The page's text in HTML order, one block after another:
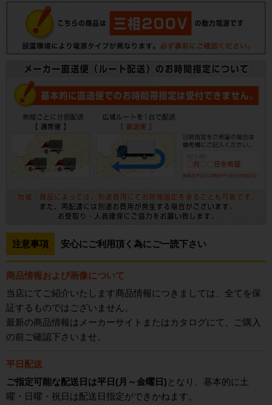
注意事項 安心にご利用頂く為にご一読下さい
商品情報および画像について
当店にてご紹介いたします商品情報につきましては、全てを保
証するものではございません。
最新の商品情報はメーカーサイトまたはカタログにて、ご購入
の前ご確認下さいませ。
平日配送
ご指定可能な配送日は平日(月～金曜日) となり、基本的に土
曜・日曜・祝日は配送日指定ができかねます。